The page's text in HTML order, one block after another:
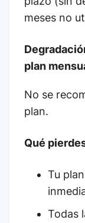
meses no
plan
No se
plan.
Qué
Tu
Todas